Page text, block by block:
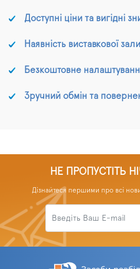
Доступні ціни та вигідні
Наявність виставкової зали
Безкоштовне
Зручний обмін та
НЕ ПРОПУСТІТЬ
Дізнайтеся першими про всі